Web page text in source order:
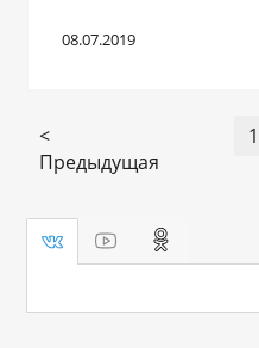
08.07.2019
<
Предыдущая
1